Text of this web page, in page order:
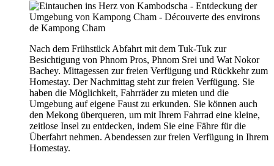
Nach dem Frühstück Abfahrt mit dem Tuk-Tuk zur
Besichtigung von Phnom Pros, Phnom Srei und Wat Nokor
Bachey. Mittagessen zur freien Verfügung und Rückkehr zum
Homestay. Der Nachmittag steht zur freien Verfügung. Sie
haben die Möglichkeit, Fahrräder zu mieten und die
Umgebung auf eigene Faust zu erkunden. Sie können auch
den Mekong überqueren, um mit Ihrem Fahrrad eine kleine,
zeitlose Insel zu entdecken, indem Sie eine Fähre für die
Überfahrt nehmen. Abendessen zur freien Verfügung in Ihrem
Homestay.